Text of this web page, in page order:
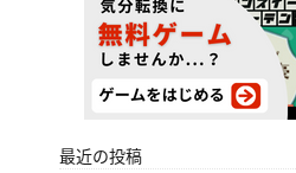
最近の投稿